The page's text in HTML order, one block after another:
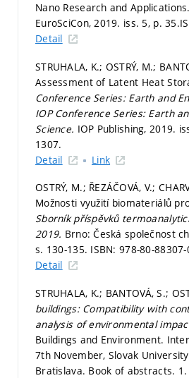
Nano Research and
EuroSciCon, 2019. iss. 5, p. 35.
Detail
STRUHALA, K.; OSTRÝ, M.;
Assessment of Latent Heat
Conference Series: Earth and
IOP Conference Series: Earth
Science. IOP Publishing, 2019.
1307.
Detail
Link
OSTRÝ, M.; ŘEZÁČOVÁ, V.;
Možnosti využití biomateriálů
Sborník příspěvků
2019. Brno: Česká společnost
s. 130-135. ISBN: 978-80-88307-
Detail
STRUHALA, K.; BANTOVÁ, S.;
buildings: Compatibility with
analysis of environmental
Buildings and Environment.
7th November, Slovak
Bratislava. Book of abstracts.